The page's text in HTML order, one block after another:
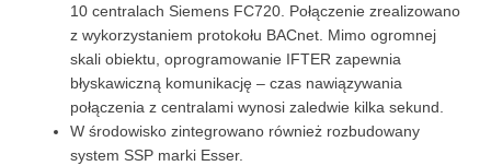
10 centralach Siemens FC720. Połączenie zrealizowano
z wykorzystaniem protokołu BACnet. Mimo ogromnej
skali obiektu, oprogramowanie IFTER zapewnia
błyskawiczną komunikację – czas nawiązywania
połączenia z centralami wynosi zaledwie kilka sekund.
W środowisko zintegrowano również rozbudowany
system SSP marki Esser.
szansę na
spersonalizowanych
treści i ofert.